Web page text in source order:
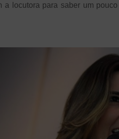
a locutora para saber um